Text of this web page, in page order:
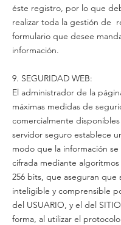
éste registro, por lo que
realizar toda la gestión de
formulario que desee
información.
9. SEGURIDAD WEB:
El administrador de la
máximas medidas de
comercialmente
servidor seguro establece
modo que la información
cifrada mediante
256 bits, que aseguran que
inteligible y comprensible
del USUARIO, y el del
forma, al utilizar el protocolo